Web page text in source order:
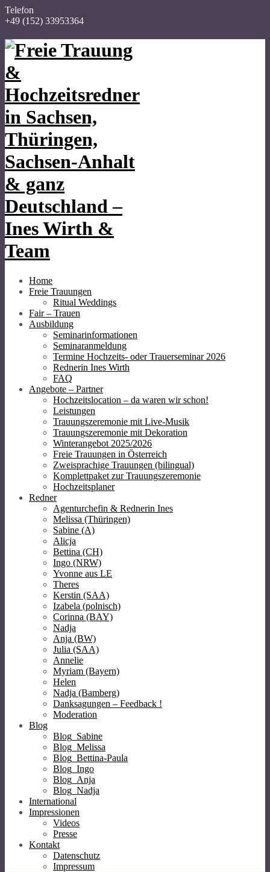
Telefon
+49 (152) 33953364
Home
Freie Trauungen
Ritual Weddings
Fair – Trauen
Ausbildung
Seminarinformationen
Seminaranmeldung
Termine Hochzeits- oder Trauerseminar 2026
Rednerin Ines Wirth
FAQ
Angebote – Partner
Hochzeitslocation – da waren wir schon!
Leistungen
Trauungszeremonie mit Live-Musik
Trauungszeremonie mit Dekoration
Winterangebot 2025/2026
Freie Trauungen in Österreich
Zweisprachige Trauungen (bilingual)
Komplettpaket zur Trauungszeremonie
Hochzeitsplaner
Redner
Agenturchefin & Rednerin Ines
Melissa (Thüringen)
Sabine (A)
Alicja
Bettina (CH)
Ingo (NRW)
Yvonne aus LE
Theres
Kerstin (SAA)
Izabela (polnisch)
Corinna (BAY)
Nadja
Anja (BW)
Julia (SAA)
Annelie
Myriam (Bayern)
Helen
Nadja (Bamberg)
Danksagungen – Feedback !
Moderation
Blog
Blog_Sabine
Blog_Melissa
Blog_Bettina-Paula
Blog_Ingo
Blog_Anja
Blog_Nadja
International
Impressionen
Videos
Presse
Kontakt
Datenschutz
Impressum